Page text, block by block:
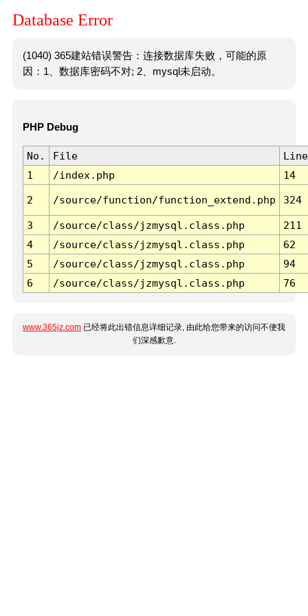
Database Error
(1040) 365建站错误警告：连接数据库失败，可能的原
因：1、数据库密码不对; 2、mysql未启动。
PHP Debug
No. File
Line
1
/index.php 14
2 /source/function/function_extend.php 324
3 /source/class/jzmysql.class.php
211
4
/source/class/jzmysql.class.php
62
5
/source/class/jzmysql.class.php
94
6
/source/class/jzmysql.class.php 76
www.365jz.com 已经将此出错信息详细记录, 由此给您带来的访问不便我
们深感歉意.